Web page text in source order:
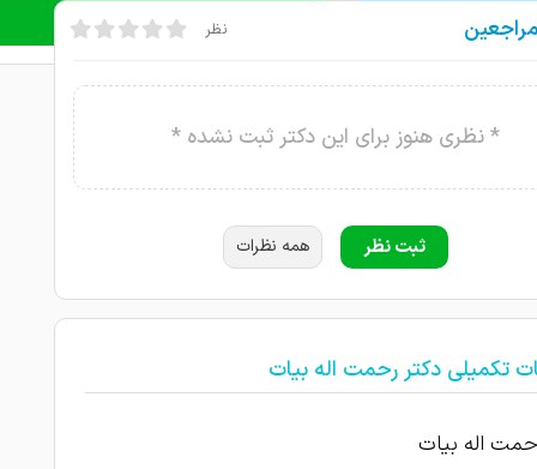
به لیست من
دریافت نوبت تلفنی نظر
* نظری هنوز برای این دکتر ثبت نشده *
ثبت نظر همه نظرات
تکمیلی دکتر رحمت اله بیات
اله بیات